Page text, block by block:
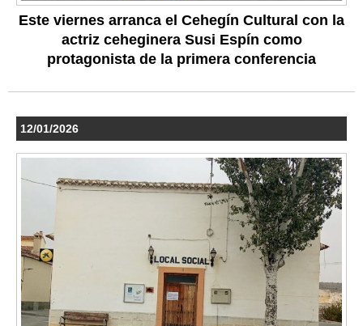
Este viernes arranca el Cehegín Cultural con la
actriz ceheginera Susi Espín como
protagonista de la primera conferencia
12/01/2026